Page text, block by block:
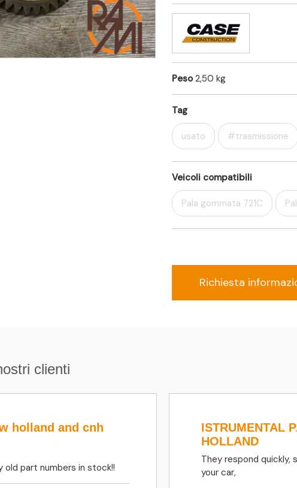
Peso2,50 kg
Tag
usato #trasmissione
Veicoli compatibili
Pala gommata 721C
Richiesta
clienti
holland and cnh
old part numbers in stock!!
ISTRUMENTAL
HOLLAND
They respond quickly,
your car,